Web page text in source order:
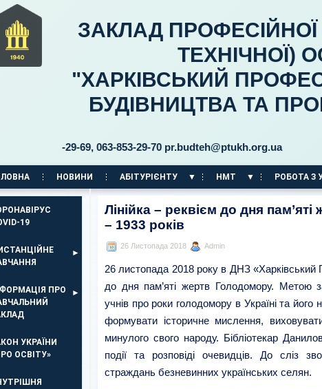
ЗАКЛАД
ТЕХНІЧНОЇ)
"ХАРКІВСЬКИЙ
БУДІВНИЦТВА ТА
853-29-69, 063-853-29-70 pr.budteh@ptukh.org.ua
НОВИНИ АБІТУРІЄНТУ НМТ РОБОТА З
19
ПРО
УКРАЇНИ
ОСВІТУ»
Лінійка – реквієм до дня
– 1933 років
26 Листопада 2018 Admin
26 листопада 2018 року в ДНЗ «Харківський
до дня пам’яті жертв Голодомору. Метою
учнів про роки голодомору в Україні та його
формувати історичне мислення,
минулого свого народу. Бібліотекар
події та розповіді очевидців. До сліз
страждань безневинних українських селян.